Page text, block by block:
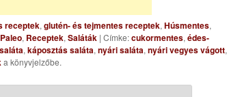
receptek, glutén- és tejmentes receptek, Húsmentes,
Paleo, Receptek, Saláták | Címke:cukormentes, édes-
, káposztás saláta, nyári saláta, nyári vegyes vágott,
a könyvjelzőbe.